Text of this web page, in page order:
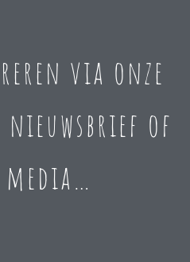
via onze
of